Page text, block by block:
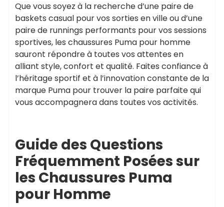
Que vous soyez à la recherche d’une paire de
baskets casual pour vos sorties en ville ou d’une
paire de runnings performants pour vos sessions
sportives, les chaussures Puma pour homme
sauront répondre à toutes vos attentes en
alliant style, confort et qualité. Faites confiance à
l’héritage sportif et à l’innovation constante de la
marque Puma pour trouver la paire parfaite qui
vous accompagnera dans toutes vos activités.
Guide des Questions
Fréquemment Posées sur
les Chaussures Puma
pour Homme